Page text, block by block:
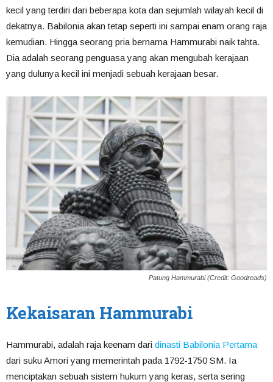
kecil yang terdiri dari beberapa kota dan sejumlah wilayah kecil di
dekatnya. Babilonia akan tetap seperti ini sampai enam orang raja
kemudian. Hingga seorang pria bernama Hammurabi naik tahta.
Dia adalah seorang penguasa yang akan mengubah kerajaan
yang dulunya kecil ini menjadi sebuah kerajaan besar.
Patung Hammurabi (Credit: Goodreads)
Kekaisaran Hammurabi
Hammurabi, adalah raja keenam dari dinasti Babilonia Pertama
dari suku Amori yang memerintah pada 1792-1750 SM. Ia
menciptakan sebuah sistem hukum yang keras, serta sering